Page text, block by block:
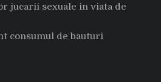
jucarii sexuale in viata de
consumul de bauturi